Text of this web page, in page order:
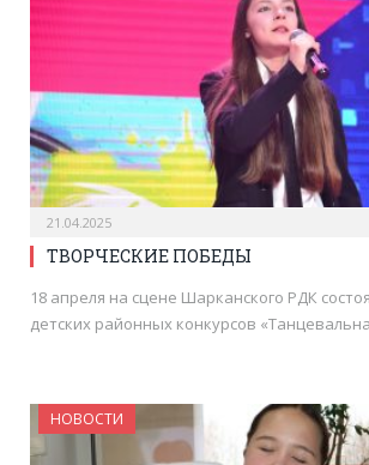
21.04.2025
ТВОРЧЕСКИЕ ПОБЕДЫ
18 апреля на сцене Шарканского РДК
детских районных конкурсов
НОВОСТИ